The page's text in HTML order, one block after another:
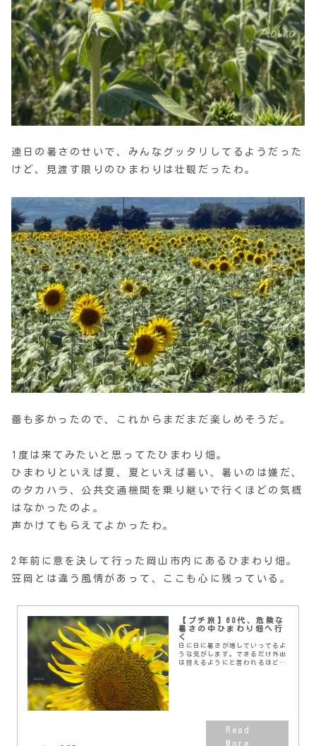
連日の暑さのせいで、みんなグッタリしてるようだった
けど、見渡す限りのひまわりは壮観だったわ。
蕾も多かったので、これからまだまだ楽しめそうだ。
1度は来てみたいと思ってたひまわり畑。
ひまわりといえば夏、夏といえば暑い、暑いのは嫌だ、
のタカハラ、公共交通機関を乗り継いで行くほどの気概
はなかったのよ。
声かけてもらえてよかったわ。
2年前に意を決して行った岡山市内にあるひまわり畑。
笠岡とは違う風情があって、ここも心に残っている。
【プチ旅】60代、危険な
暑さの中ひまわり畑へ行
く
日に日に暑さが増していってるよ
うな気がします。できるだけ外出
は控えるようにと言われるほど危